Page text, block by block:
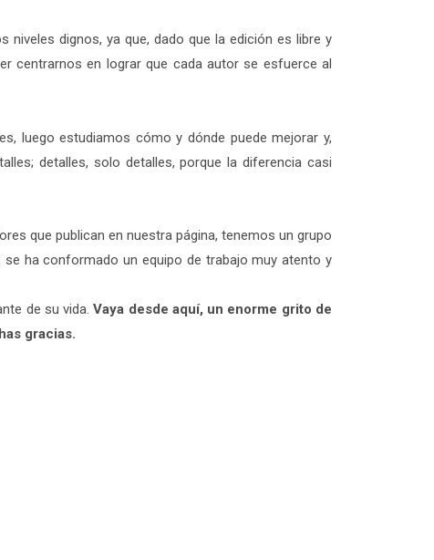
dignos, ya que, dado que la edición es libre y
centrarnos en lograr que cada autor se esfuerce al
luego estudiamos cómo y dónde puede mejorar y,
detalles, solo detalles, porque la diferencia casi
que publican en nuestra página, tenemos un grupo
ha conformado un equipo de trabajo muy atento y
de su vida.Vaya desde aquí, un enorme grito de
gracias.